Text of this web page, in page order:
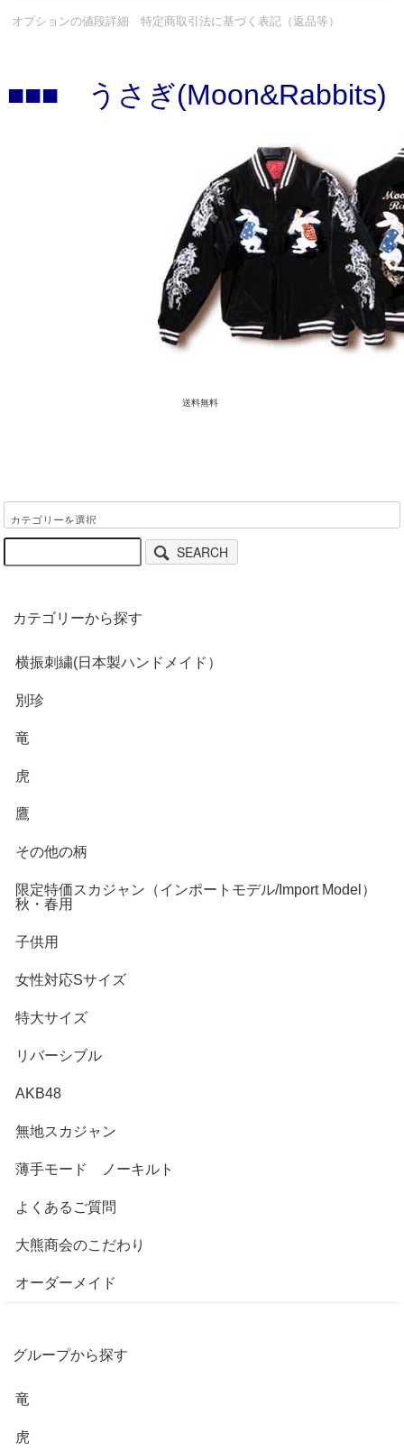
オプションの値段詳細 特定商取引法に基づく表記（返品等）
■■■ うさぎ(Moon&Rabbits)
送料無料
SEARCH
カテゴリーから探す
横振刺繍(日本製ハンドメイド）
別珍
竜
虎
鷹
その他の柄
限定特価スカジャン（インポートモデル/Import Model）
秋・春用
子供用
女性対応Sサイズ
特大サイズ
リバーシブル
AKB48
無地スカジャン
薄手モード ノーキルト
よくあるご質問
大熊商会のこだわり
オーダーメイド
グループから探す
竜
虎